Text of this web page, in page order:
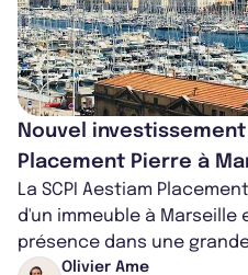
Nouvel
Placement Pierre à
La SCPI Aestiam
d'un immeuble à
présence dans une
Olivier Ame